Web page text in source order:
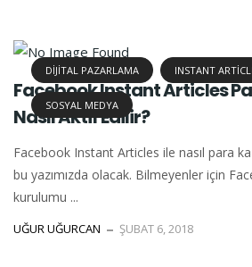
DIJITAL PAZARLAMA INSTANT
SOSYAL MEDYA
Facebook Instant Articles
Nasıl Aktif Edilir?
Facebook Instant Articles ile nasıl para
bu yazımızda olacak. Bilmeyenler için
kurulumu ...
UĞUR UĞURCAN ŞUBAT 6, 2018